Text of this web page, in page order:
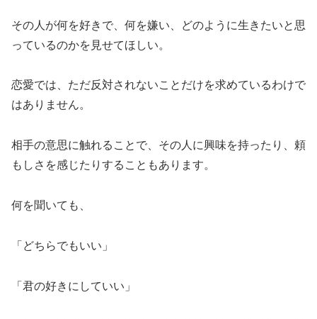
その人が何を好きで、何を嫌い、どのように生きたいと思
っているのかを見せてほしい。
恋愛では、ただ反対されないことだけを求めているわけで
はありません。
相手の意思に触れることで、その人に興味を持ったり、頼
もしさを感じたりすることもあります。
何を聞いても、
「どちらでもいい」
「君の好きにしていい」